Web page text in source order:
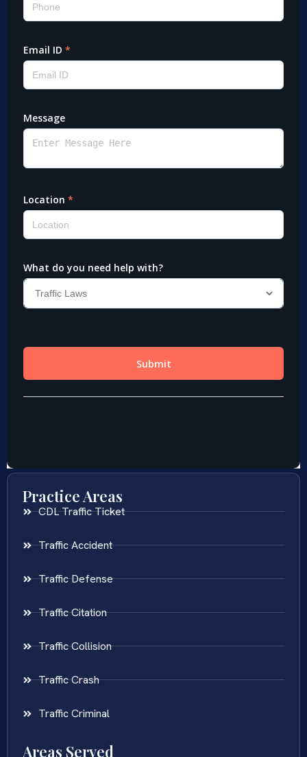
Practice Areas
CDL Traffic Ticket
Traffic Accident
Traffic Defense
Traffic Citation
Traffic Collision
Traffic Crash
Traffic Criminal
Areas Served